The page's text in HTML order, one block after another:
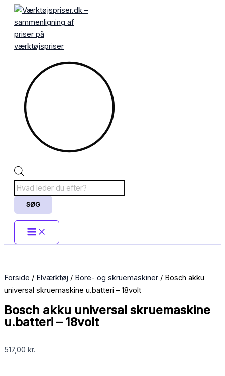
indholdet
Products
SØG
Forside / Elværktøj / Bore- og skruemaskiner / Bosch akku
universal skruemaskine u.batteri – 18volt
Bosch akku universal skruemaskine
u.batteri – 18volt
517,00 kr.